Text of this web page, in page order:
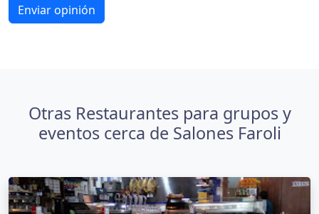
Enviar opinión
Otras Restaurantes para grupos y
eventos cerca de Salones Faroli